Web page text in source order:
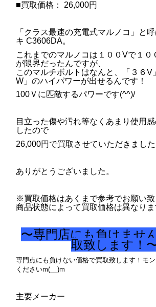
■買取価格： 26,000円
「クラス最速の充電式マルノコ」と
キ C3606DA。
これまでのマルノコは１００Vで１０
が限界だったんですが、
このマルチボルトはなんと、「３６V
W」のハイパワーが出せるんです！
100Ｖに匹敵するパワーです(^^)/
目立った傷や汚れ等なくあまり使用
したので
26,000円で買取させていただきました
ありがとうございました。
※買取価格はあくまで参考でお願い致
商品状態によって買取価格は異なりま
〜専門店にも負けませ
取致します！
専門点にも負けない価格で買取致します！モ
くださいm(__)m
主要メーカー